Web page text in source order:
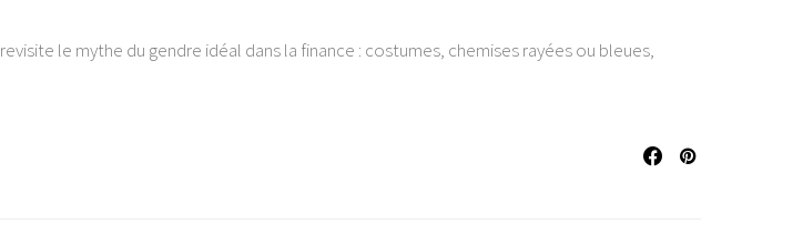
le mythe du gendre idéal dans la finance : costumes, chemises rayées ou bleues,